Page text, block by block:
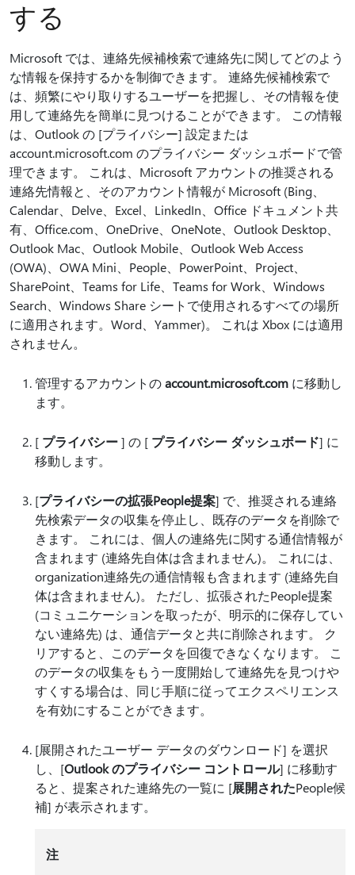
する
Microsoft では、連絡先候補検索で連絡先に関してどのよう
な情報を保持するかを制御できます。 連絡先候補検索で
は、頻繁にやり取りするユーザーを把握し、その情報を使
用して連絡先を簡単に見つけることができます。 この情報
は、Outlook の [プライバシー] 設定または
account.microsoft.com のプライバシー ダッシュボードで管
理できます。 これは、Microsoft アカウントの推奨される
連絡先情報と、そのアカウント情報が Microsoft (Bing、
Calendar、Delve、Excel、LinkedIn、Office ドキュメント共
有、Office.com、OneDrive、OneNote、Outlook Desktop、
Outlook Mac、Outlook Mobile、Outlook Web Access
(OWA)、OWA Mini、People、PowerPoint、Project、
SharePoint、Teams for Life、Teams for Work、Windows
Search、Windows Share シートで使用されるすべての場所
に適用されます。Word、Yammer)。 これは Xbox には適用
されません。
管理するアカウントのaccount.microsoft.com に移動し
ます。
[ プライバシー] の [ プライバシー ダッシュボード] に
移動します。
[プライバシーの拡張People提案] で、推奨される連絡
先検索データの収集を停止し、既存のデータを削除で
きます。 これには、個人の連絡先に関する通信情報が
含まれます (連絡先自体は含まれません)。 これには、
organization連絡先の通信情報も含まれます (連絡先自
体は含まれません)。 ただし、拡張されたPeople提案
(コミュニケーションを取ったが、明示的に保存してい
ない連絡先) は、通信データと共に削除されます。 ク
リアすると、このデータを回復できなくなります。 こ
のデータの収集をもう一度開始して連絡先を見つけや
すくする場合は、同じ手順に従ってエクスペリエンス
を有効にすることができます。
[展開されたユーザー データのダウンロード] を選択
し、[Outlook のプライバシー コントロール] に移動す
ると、提案された連絡先の一覧に [展開されたPeople候
補] が表示されます。
注